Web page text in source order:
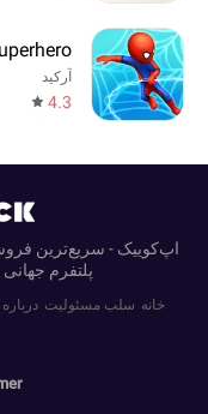
آرکید
4.3
اپ‌کوییک - سریع‌ترین
پلتفرم
خانه سلب مسئولیت درباره